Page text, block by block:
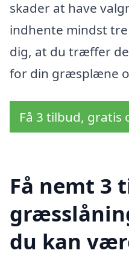
skader at have
indhente mindst
dig, at du træffer
for din græsplæne
Få 3 tilbud,
Få nemt 3
du kan